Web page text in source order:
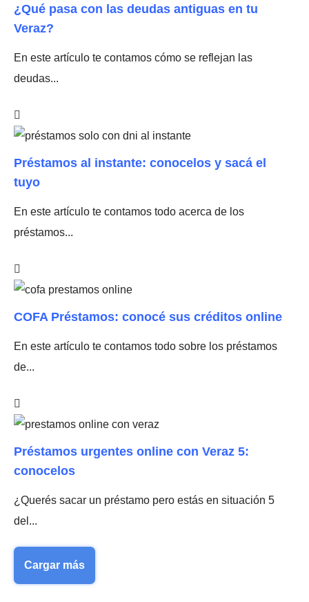
¿Qué pasa con las deudas antiguas en tu
Veraz?
En este artículo te contamos cómo se reflejan las
deudas...
Préstamos al instante: conocelos y sacá el
tuyo
En este artículo te contamos todo acerca de los
préstamos...
COFA Préstamos: conocé sus créditos online
En este artículo te contamos todo sobre los préstamos
de...
Préstamos urgentes online con Veraz 5:
conocelos
¿Querés sacar un préstamo pero estás en situación 5
del...
Cargar más